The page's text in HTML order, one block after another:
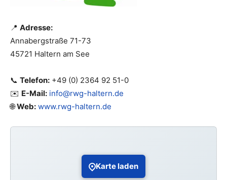
📍 Adresse:
Annabergstraße 71-73
45721 Haltern am See
📞 Telefon: +49 (0) 2364 92 51-0
✉️ E-Mail: info@rwg-haltern.de
🌐Web: www.rwg-haltern.de
Karte laden